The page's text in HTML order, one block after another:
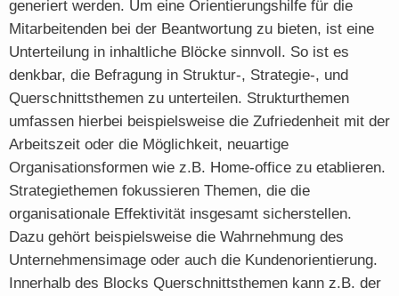
generiert werden. Um eine Orientierungshilfe für die
Mitarbeitenden bei der Beantwortung zu bieten, ist eine
Unterteilung in inhaltliche Blöcke sinnvoll. So ist es
denkbar, die Befragung in Struktur-, Strategie-, und
Querschnittsthemen zu unterteilen. Strukturthemen
umfassen hierbei beispielsweise die Zufriedenheit mit der
Arbeitszeit oder die Möglichkeit, neuartige
Organisationsformen wie z.B. Home-office zu etablieren.
Strategiethemen fokussieren Themen, die die
organisationale Effektivität insgesamt sicherstellen.
Dazu gehört beispielsweise die Wahrnehmung des
Unternehmensimage oder auch die Kundenorientierung.
Innerhalb des Blocks Querschnittsthemen kann z.B. der